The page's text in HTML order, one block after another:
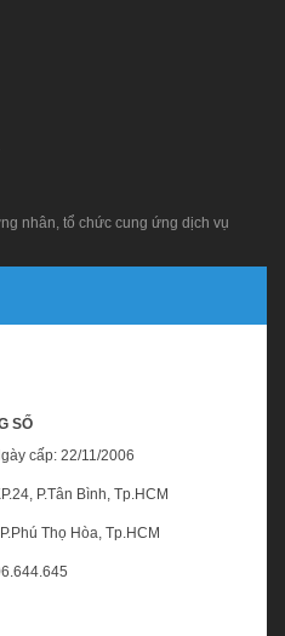
nhân, tổ chức cung ứng dịch vụ
SỐ
cấp: 22/11/2006
P.Tân Bình, Tp.HCM
Thọ Hòa, Tp.HCM